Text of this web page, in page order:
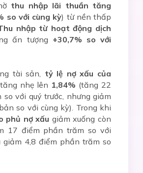
thu nhập lãi thuần tăng
so với cùng kỳ) từ nền thấp
nhập từ hoạt động dịch
ấn tượng +30,7% so với
tài sản, tỷ lệ nợ xấu của
tăng nhẹ lên 1,84% (tăng 22
so với quý trước, nhưng giảm
so với cùng kỳ). Trong khi
phủ nợ xấu giảm xuống còn
17 điểm phần trăm so với
giảm 4,8 điểm phần trăm so